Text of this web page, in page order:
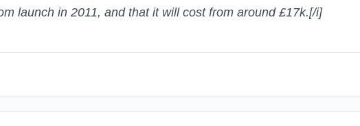
launch in 2011, and that it will cost from around £17k.[/i]